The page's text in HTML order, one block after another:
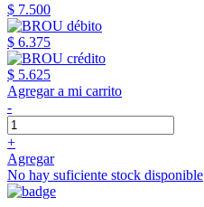
$ 7.500
$ 6.375
$ 5.625
Agregar a mi carrito
-
+
Agregar
No hay suficiente stock disponible